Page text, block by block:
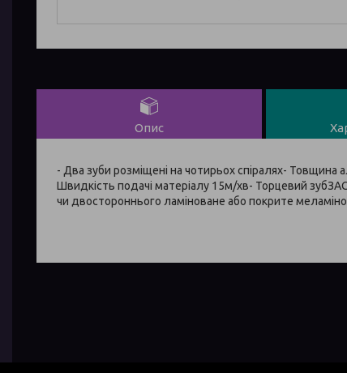
Опис
- Два зуби розміщені на чотирьох спіралях-
Швидкість подачі матеріалу 15м/хв- Торцевий
чи двостороннього ламіноване або покрите